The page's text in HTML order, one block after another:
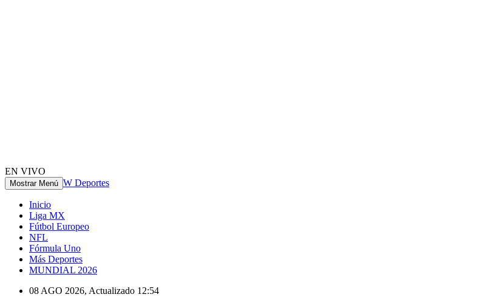
EN VIVO
Mostrar Menú W Deportes
Inicio
Liga MX
Fútbol Europeo
NFL
Fórmula Uno
Más Deportes
MUNDIAL 2026
08 AGO 2026, Actualizado 12:54